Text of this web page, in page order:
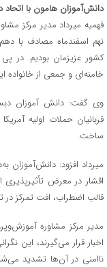
دانش‌آموزان هامون با
فهمیه میرداد مدیر مرکز
نهم اسفندماه مصادف با
کشور عزیزمان بودیم. در
خامنه‌ای و جمعی از خانواده
وی گفت: دانش آموزان
قربانیان حملات اولیه
ساخت.
میرداد افزود:
اقشار در معرض تأثیرپذیری
قالب اضطراب، افت تمرکز
مدیر مرکز مشاوره
اخبار قرار می‌گیرند، این
ناامنی در آن‌ها تشدید